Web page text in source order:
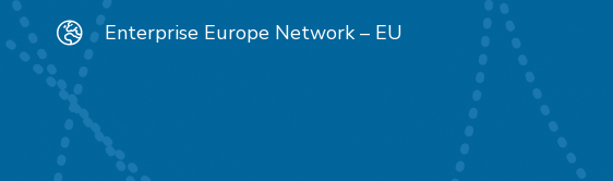
Enterprise Europe Network – EU